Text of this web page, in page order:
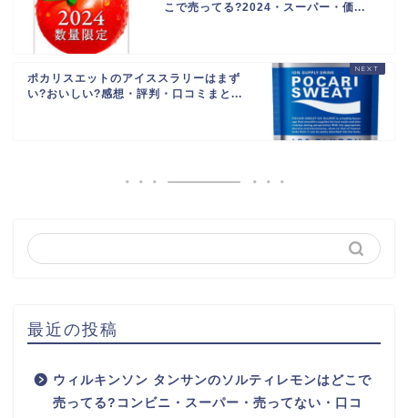
こで売ってる?2024・スーパー・価...
ポカリスエットのアイススラリーはまず
い?おいしい?感想・評判・口コミまと...
最近の投稿
ウィルキンソン タンサンのソルティレモンはどこで
売ってる?コンビニ・スーパー・売ってない・口コ